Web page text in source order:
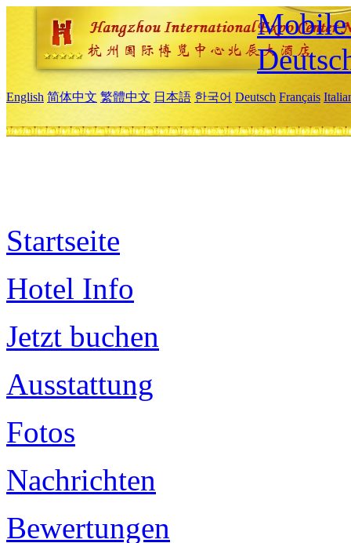
Mobile
English 简体中文 繁體中文 日本語 한국어 Deutsch Français
Startseite
Hotel Info
Jetzt buchen
Ausstattung
Fotos
Nachrichten
Bewertungen